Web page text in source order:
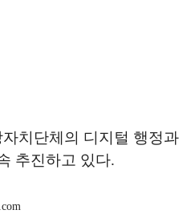
치단체의 디지털 행정
추진하고 있다.